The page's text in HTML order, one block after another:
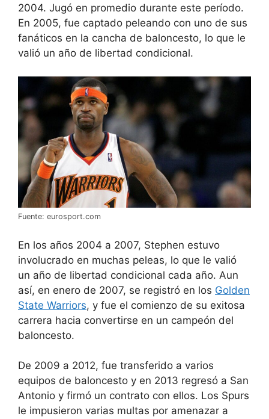
2004. Jugó en promedio durante este período.
En 2005, fue captado peleando con uno de sus
fanáticos en la cancha de baloncesto, lo que le
valió un año de libertad condicional.
Fuente: eurosport.com
En los años 2004 a 2007, Stephen estuvo
involucrado en muchas peleas, lo que le valió
un año de libertad condicional cada año. Aun
así, en enero de 2007, se registró en los Golden
State Warriors, y fue el comienzo de su exitosa
carrera hacia convertirse en un campeón del
baloncesto.
De 2009 a 2012, fue transferido a varios
equipos de baloncesto y en 2013 regresó a San
Antonio y firmó un contrato con ellos. Los Spurs
le impusieron varias multas por amenazar a